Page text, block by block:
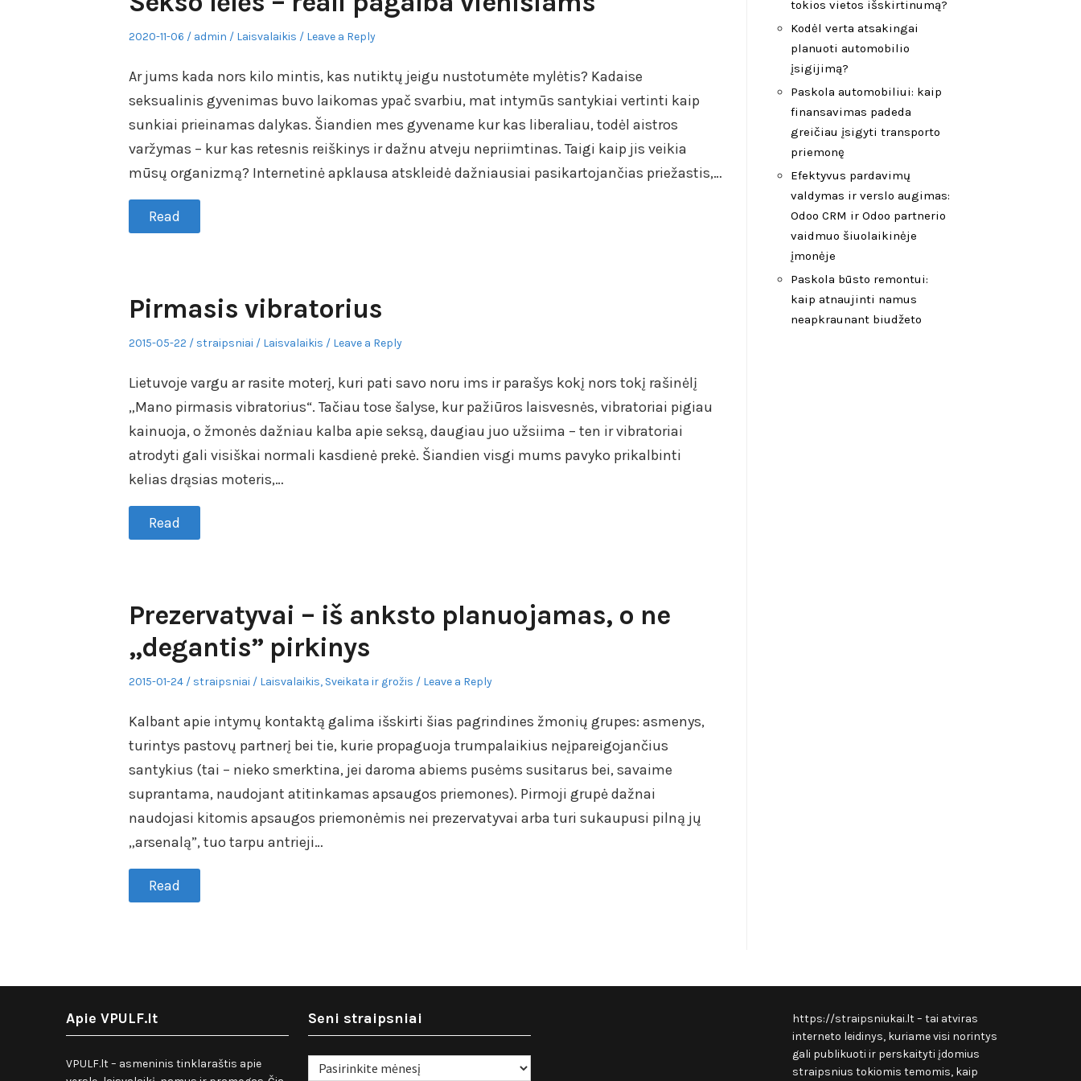
Posted
2020-11-06 Author
admin
Posted
Laisvalaikis Leave a Reply
Ar jums kada nors kilo mintis, kas nutiktų jeigu nustotumėte mylėtis? Kadaise
seksualinis gyvenimas buvo laikomas ypač svarbiu, mat intymūs santykiai vertinti kaip
sunkiai prieinamas dalykas. Šiandien mes gyvename kur kas liberaliau, todėl aistros
varžymas – kur kas retesnis reiškinys ir dažnu atveju nepriimtinas. Taigi kaip jis veikia
mūsų organizmą? Internetinė apklausa atskleidė dažniausiai pasikartojančias priežastis,…
Read
Pirmasis vibratorius
Posted
2015-05-22 Author
straipsniai
Posted
Laisvalaikis Leave a Reply
Lietuvoje vargu ar rasite moterį, kuri pati savo noru ims ir parašys kokį nors tokį rašinėlį
„Mano pirmasis vibratorius“. Tačiau tose šalyse, kur pažiūros laisvesnės, vibratoriai pigiau
kainuoja, o žmonės dažniau kalba apie seksą, daugiau juo užsiima – ten ir vibratoriai
atrodyti gali visiškai normali kasdienė prekė. Šiandien visgi mums pavyko prikalbinti
kelias drąsias moteris,…
Read
Prezervatyvai – iš anksto planuojamas, o ne
„degantis” pirkinys
Posted
2015-01-24 Author
straipsniai
Posted
Laisvalaikis, Sveikata ir grožis Leave a Reply
Kalbant apie intymų kontaktą galima išskirti šias pagrindines žmonių grupes: asmenys,
turintys pastovų partnerį bei tie, kurie propaguoja trumpalaikius neįpareigojančius
santykius (tai – nieko smerktina, jei daroma abiems pusėms susitarus bei, savaime
suprantama, naudojant atitinkamas apsaugos priemones). Pirmoji grupė dažnai
naudojasi kitomis apsaugos priemonėmis nei prezervatyvai arba turi sukaupusi pilną jų
„arsenalą”, tuo tarpu antrieji…
Read
tokios vietos išskirtinumą?
Kodėl verta atsakingai
planuoti automobilio
įsigijimą?
Paskola automobiliui: kaip
finansavimas padeda
greičiau įsigyti transporto
priemonę
Efektyvus pardavimų
valdymas ir verslo augimas:
Odoo CRM ir Odoo partnerio
vaidmuo šiuolaikinėje
įmonėje
Paskola būsto remontui:
kaip atnaujinti namus
neapkraunant biudžeto
Apie VPULF.lt
VPULF.lt – asmeninis tinklaraštis apie
Seni straipsniai
Seni
https://straipsniukai.lt– tai atviras
interneto leidinys, kuriame visi norintys
gali publikuoti ir perskaityti įdomius
straipsnius tokiomis temomis, kaip